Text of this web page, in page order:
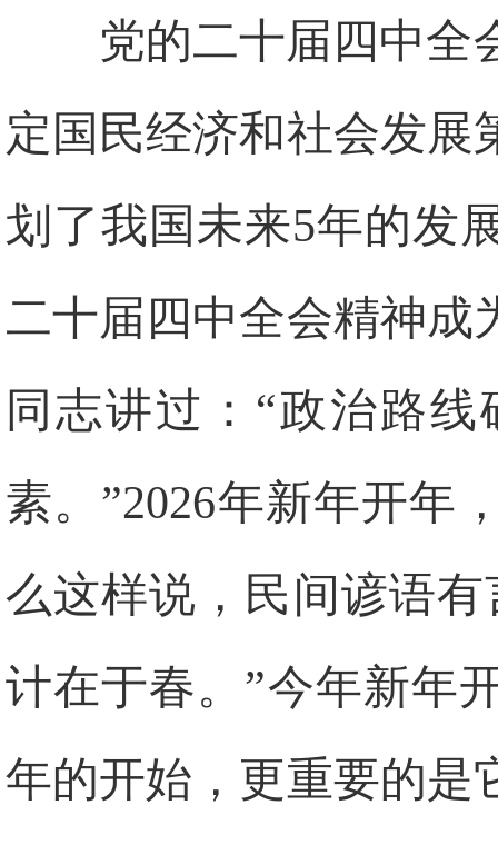
党的二十届四中全
定国民经济和社会发展
划了我国未来5年的发
二十届四中全会精神成
同志讲过：“政治路
素。”2026年新年开年
么这样说，民间谚语
计在于春。”今年新年
年的开始，更重要的是